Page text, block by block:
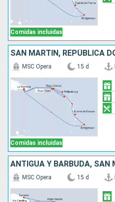
Comidas incluidas
Comidas incluidas
MSC Opera 15 d
MSC Opera 15 d